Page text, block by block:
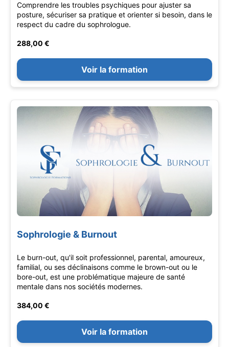
Comprendre les troubles psychiques pour ajuster sa
posture, sécuriser sa pratique et orienter si besoin, dans le
respect du cadre du sophrologue.
288,00 €
Voir la formation
Sophrologie & Burnout
Le burn-out, qu'il soit professionnel, parental, amoureux,
familial, ou ses déclinaisons comme le brown-out ou le
bore-out, est une problématique majeure de santé
mentale dans nos sociétés modernes.
384,00 €
Voir la formation